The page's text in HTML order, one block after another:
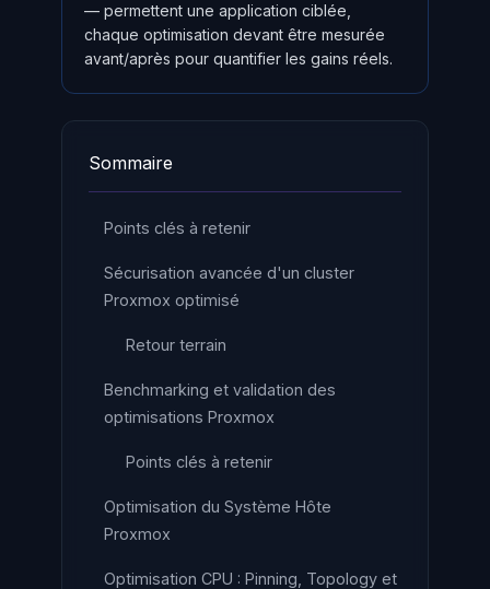
— permettent une application ciblée,
chaque optimisation devant être mesurée
avant/après pour quantifier les gains réels.
Sommaire
Points clés à retenir
Sécurisation avancée d'un cluster
Proxmox optimisé
Retour terrain
Benchmarking et validation des
optimisations Proxmox
Points clés à retenir
Optimisation du Système Hôte
Proxmox
Optimisation CPU : Pinning, Topology et